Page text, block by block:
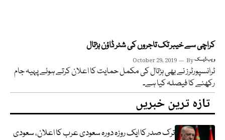
کراچی سے خیبر تک تاجروں کی شٹر ڈاؤن ہڑتال
October 29, 2019 Byویب ڈیسک
ٹرانسپورٹرز نے بھی ہڑتال کی مکمل حمایت کا اعلان کرتے ہوئے پہیہ جام
رکھنے کا فیصلہ کیا ہے۔
تازہ ترین خبریں
ترک صدر کا ایک روزہ دورہ سعودی عرب کا اعلان، سعودی